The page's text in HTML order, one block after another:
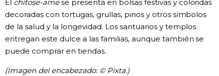
El chitose-amese presenta en bolsas festivas y coloridas
decoradas con tortugas, grullas, pinos y otros símbolos
de la salud y la longevidad. Los santuarios y templos
entregan este dulce a las familias, aunque también se
puede comprar en tiendas.
(Imagen del encabezado: © Pixta.)